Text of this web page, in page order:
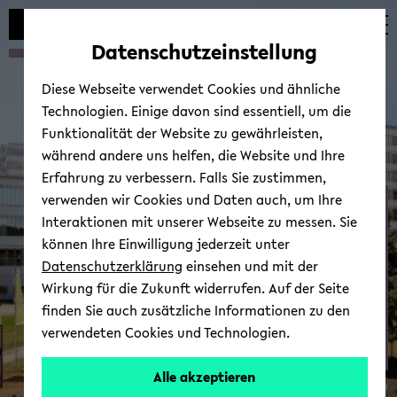
Automatische
vermeiden
zum
wechseln
zum
wechseln
zum
wechseln
Aus­bil­dungs­in­hal­te
© Uni­ver­si­tät Bie­le­feld
Datenschutzeinstellung
Diese Webseite verwendet Cookies und ähnliche
Technologien. Einige davon sind essentiell, um die
Funktionalität der Website zu gewährleisten,
während andere uns helfen, die Website und Ihre
Erfahrung zu verbessern. Falls Sie zustimmen,
verwenden wir Cookies und Daten auch, um Ihre
Interaktionen mit unserer Webseite zu messen. Sie
können Ihre Einwilligung jederzeit unter
Datenschutzerklärung einsehen und mit der
Wirkung für die Zukunft widerrufen. Auf der Seite
finden Sie auch zusätzliche Informationen zu den
verwendeten Cookies und Technologien.
Alle akzeptieren